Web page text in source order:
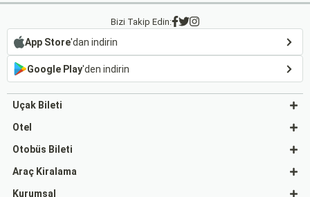
Bizi Takip Edin:
App Store'dan indirin
Google Play'den indirin
Uçak Bileti
Otel
Otobüs Bileti
Araç Kiralama
Kurumsal